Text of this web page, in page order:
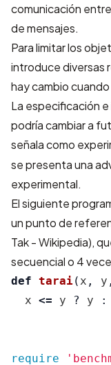
comunicación
de mensajes.
Para limitar los
introduce diversas
hay cambio
La especificación
podría cambiar a
señala como
se presenta una
experimental.
El siguiente
un punto de
Tak - Wikipedia),
secuencial o 4
def tarai( x , y ,
x <= y ? y :
require